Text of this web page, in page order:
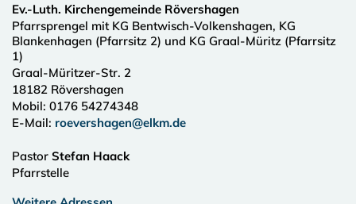
Ev.-Luth. Kirchengemeinde Rövershagen
Pfarrsprengel mit KG Bentwisch-Volkenshagen, KG
Blankenhagen (Pfarrsitz 2) und KG Graal-Müritz (Pfarrsitz
1)
Graal-Müritzer-Str. 2
18182 Rövershagen
Mobil: 0176 54274348
E-Mail: roevershagen@elkm.de
Pastor Stefan Haack
Pfarrstelle